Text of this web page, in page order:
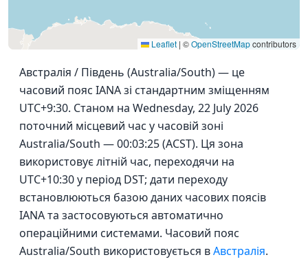
Leaflet | ©OpenStreetMapcontributors
Австралія / Південь (Australia/South) — це
часовий пояс IANA зі стандартним зміщенням
UTC+9:30. Станом на Wednesday, 22 July 2026
поточний місцевий час у часовій зоні
Australia/South — 00:03:25 (ACST). Ця зона
використовує літній час, переходячи на
UTC+10:30 у період DST; дати переходу
встановлюються базою даних часових поясів
IANA та застосовуються автоматично
операційними системами. Часовий пояс
Australia/South використовується вАвстралія.